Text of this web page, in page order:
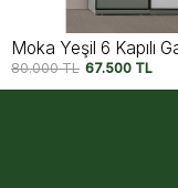
Moka Siyah 6
80.000TL 67.500